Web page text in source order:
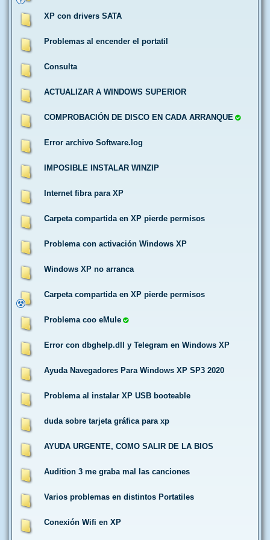
XP con drivers SATA
Problemas al encender el portatil
Consulta
ACTUALIZAR A WINDOWS SUPERIOR
COMPROBACIÓN DE DISCO EN CADA ARRANQUE
Error archivo Software.log
IMPOSIBLE INSTALAR WINZIP
Internet fibra para XP
Carpeta compartida en XP pierde permisos
Problema con activación Windows XP
Windows XP no arranca
Carpeta compartida en XP pierde permisos
Problema coo eMule
Error con dbghelp.dll y Telegram en Windows XP
Ayuda Navegadores Para Windows XP SP3 2020
Problema al instalar XP USB booteable
duda sobre tarjeta gráfica para xp
AYUDA URGENTE, COMO SALIR DE LA BIOS
Audition 3 me graba mal las canciones
Varios problemas en distintos Portatiles
Conexión Wifi en XP